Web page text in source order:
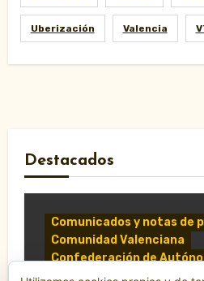
Uberización Valencia
Destacados
Comunicados y notas de
Comunidad Valenciana
Confederación de